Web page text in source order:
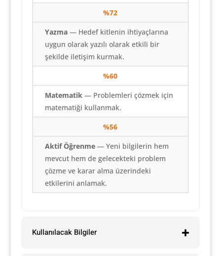
%72
Yazma— Hedef kitlenin ihtiyaçlarına
uygun olarak yazılı olarak etkili bir
şekilde iletişim kurmak.
%60
Matematik— Problemleri çözmek için
matematiği kullanmak.
%56
Aktif Öğrenme— Yeni bilgilerin hem
mevcut hem de gelecekteki problem
çözme ve karar alma üzerindeki
etkilerini anlamak.
Kullanılacak Bilgiler